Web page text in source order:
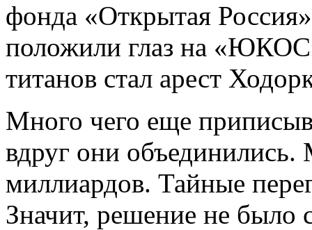
фонда «Открытая
положили глаз на
титанов стал арест
Много чего еще
вдруг они объединились.
миллиардов. Тайные
Значит, решение не было